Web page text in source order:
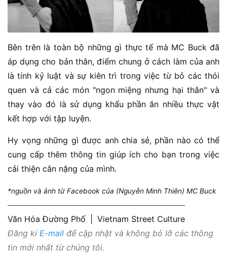
Bên trên là toàn bộ những gì thực tế mà MC Buck đã
áp dụng cho bản thân, điểm chung ở cách làm của anh
là tính kỷ luật và sự kiên trì trong việc từ bỏ các thói
quen và cả các món "ngon miệng nhưng hại thân" và
thay vào đó là sử dụng khẩu phần ăn nhiều thực vật
kết hợp với tập luyện.
Hy vọng những gì được anh chia sẻ, phần nào có thể
cung cấp thêm thông tin giúp ích cho bạn trong việc
cải thiện cân nặng của mình.
*nguồn và ảnh từ Facebook của (Nguyễn Minh Thiên) MC Buck
Văn Hóa Đường Phố
Vietnam Street Culture
Đăng kí E-mail để cập nhật và không bỏ lỡ các thông
tin mới nhất từ chúng tôi.